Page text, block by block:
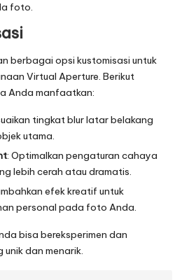
foto.
berbagai opsi kustomisasi untuk
Virtual Aperture. Berikut
Anda manfaatkan:
tingkat blur latar belakang
utama.
: Optimalkan pengaturan cahaya
lebih cerah atau dramatis.
efek kreatif untuk
personal pada foto Anda.
bisa bereksperimen dan
dan menarik.